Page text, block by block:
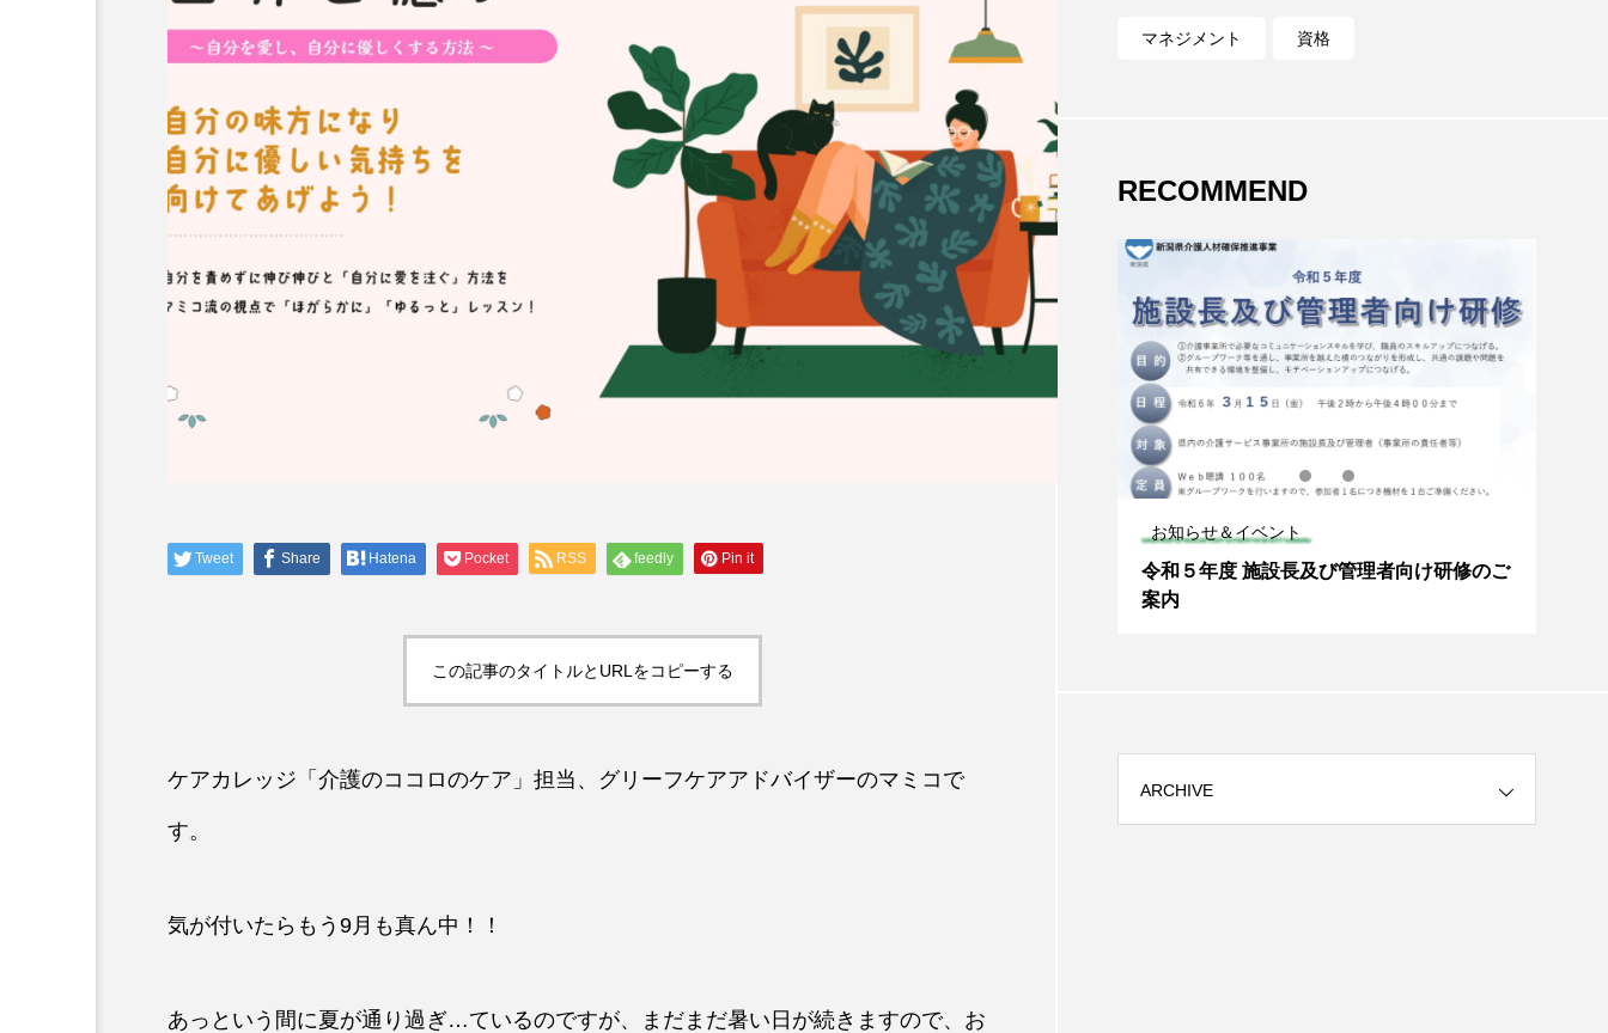
Tweet Share Hatena Pocket RSS feedly Pin it
この記事のタイトルとURLをコピーする
ケアカレッジ「介護のココロのケア」担当、 グリーフケアアドバイザーのマミコで
す。
気が付いたらもう9月も真ん中！！
あっという間に夏が通り過ぎ…ているのですが、まだまだ暑い日が続きますので、お
マネジメント 資格
RECOMMEND
📢介護福祉士国家試験対策講座のお知らせ
『正しさ』より『その人らしさ』を支える
お知らせ＆イベント
令和５年度 施設長及び管理者向け研修のご
案内
ARCHIVE